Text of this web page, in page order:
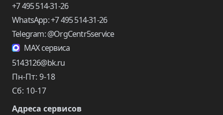
+7 495 514-31-26
WhatsApp: +7 495 514-31-26
Telegram: @OrgCentr5service
MAX сервиса
5143126@bk.ru
Пн-Пт: 9-18
Сб: 10-17
Адреса сервисов